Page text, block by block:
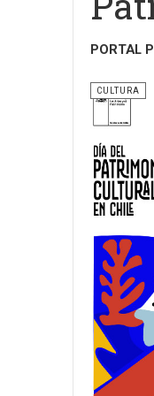
PORTAL
CULTURA